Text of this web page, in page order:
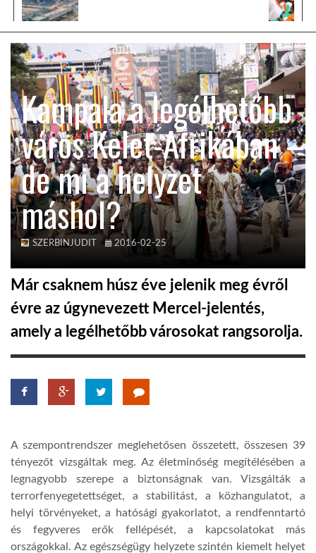
GLOBOTV BP
HÍR3D
TROPICALMAGAZIN
GLOBOTV
AFRIKA TUDÁSTÁR
A NAP SZÉPE
LINKTR.EE
GLOBOZSARU
DOBRAVERO.HU
GLOBOBOOK
Kampala a legélhetőbb
város Kelet-Afrikában –
de mi a helyzet
máshol?
SZERBINJUDIT 2016-02-25
Már csaknem húsz éve jelenik meg évről
évre az úgynevezett Mercel-jelentés,
amely a legélhetőbb városokat rangsorolja.
A szempontrendszer meglehetősen összetett, összesen 39
tényezőt vizsgáltak meg. Az életminőség megítélésében a
legnagyobb szerepe a biztonságnak van. Vizsgálták a
terrorfenyegetettséget, a stabilitást, a közhangulatot, a
helyi törvényeket, a hatósági gyakorlatot, a rendfenntartó
és fegyveres erők fellépését, a kapcsolatokat más
országokkal. Az egészségügy helyzete szintén kiemelt helyet